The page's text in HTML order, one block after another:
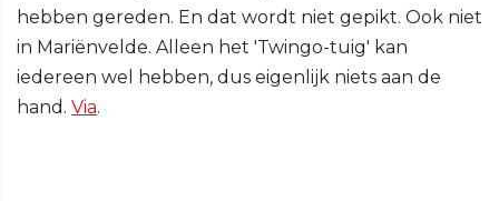
hebben gereden. En dat wordt niet gepikt. Ook niet
in Mariënvelde. Alleen het 'Twingo-tuig' kan
iedereen wel hebben, dus eigenlijk niets aan de
hand. Via.